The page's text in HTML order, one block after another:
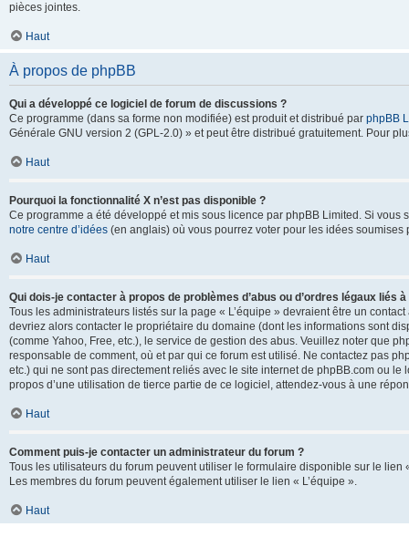
pièces jointes.
Haut
À propos de phpBB
Qui a développé ce logiciel de forum de discussions ?
Ce programme (dans sa forme non modifiée) est produit et distribué par phpBB
Générale GNU version 2 (GPL-2.0) » et peut être distribué gratuitement. Pour
Haut
Pourquoi la fonctionnalité X n’est pas disponible ?
Ce programme a été développé et mis sous licence par phpBB Limited. Si
notre centre d’idées (en anglais) où vous pourrez voter pour les idées soumises
Haut
Qui dois-je contacter à propos de problèmes d’abus ou d’ordres légaux liés
Tous les administrateurs listés sur la page « L’équipe » devraient être un
devriez alors contacter le propriétaire du domaine (dont les informations sont
(comme Yahoo, Free, etc.), le service de gestion des abus. Veuillez noter que
responsable de comment, où et par qui ce forum est utilisé. Ne contactez pas
etc.) qui ne sont pas directement reliés avec le site internet de phpBB.com ou
propos d’une utilisation de tierce partie de ce logiciel, attendez-vous à une
Haut
Comment puis-je contacter un administrateur du forum ?
Tous les utilisateurs du forum peuvent utiliser le formulaire disponible sur le
Les membres du forum peuvent également utiliser le lien « L’équipe ».
Haut